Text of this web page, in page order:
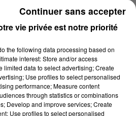
vie privée est notre priorité
the following data processing based on
interest: Store and/or access
limited data to select advertising; Create
Use profiles to select personalised
performance; Measure content
through statistics or combinations
Develop and improve services; Create
Use profiles to select personalised
Continuer sans accepter